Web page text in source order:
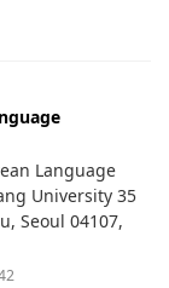
Language
University 35
Seoul 04107,